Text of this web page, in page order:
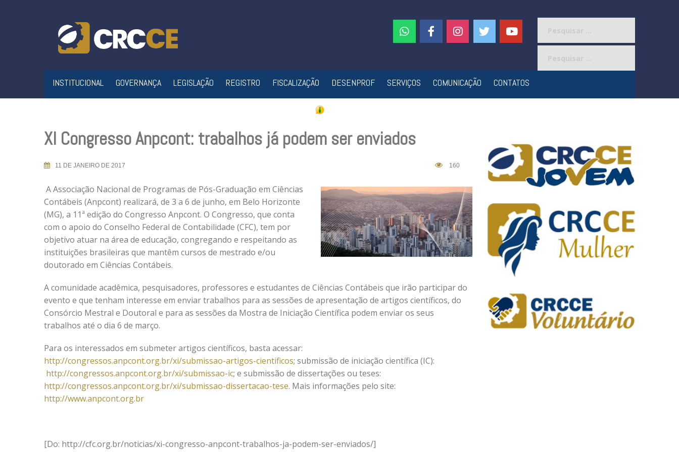
INSTITUCIONAL GOVERNANÇA LEGISLAÇÃO REGISTRO FISCALIZAÇÃO DESENPROF SERVIÇOS COMUNICAÇÃO CONTATOS
XI Congresso Anpcont: trabalhos já podem ser enviados
11 DE JANEIRO DE 2017 160
A Associação Nacional de Programas de Pós-Graduação em Ciências
Contábeis (Anpcont) realizará, de 3 a 6 de junho, em Belo Horizonte
(MG), a 11ª edição do Congresso Anpcont. O Congresso, que conta
com o apoio do Conselho Federal de Contabilidade (CFC), tem por
objetivo atuar na área de educação, congregando e respeitando as
instituições brasileiras que mantêm cursos de mestrado e/ou
doutorado em Ciências Contábeis.
A comunidade acadêmica, pesquisadores, professores e estudantes de Ciências Contábeis que irão participar do
evento e que tenham interesse em enviar trabalhos para as sessões de apresentação de artigos científicos, do
Consórcio Mestral e Doutoral e para as sessões da Mostra de Iniciação Científica podem enviar os seus
trabalhos até o dia 6 de março.
Para os interessados em submeter artigos científicos, basta acessar:
http://congressos.anpcont.org.br/xi/submissao-artigos-cientificos; submissão de iniciação científica (IC):
http://congressos.anpcont.org.br/xi/submissao-ic; e submissão de dissertações ou teses:
http://congressos.anpcont.org.br/xi/submissao-dissertacao-tese. Mais informações pelo site:
http://www.anpcont.org.br
[Do: http://cfc.org.br/noticias/xi-congresso-anpcont-trabalhos-ja-podem-ser-enviados/]